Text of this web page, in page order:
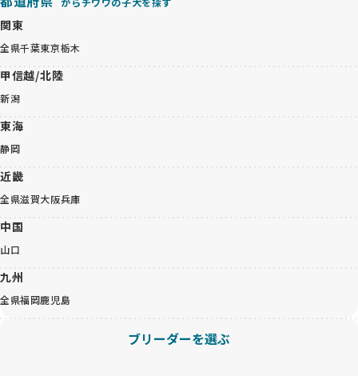
関東
全県千葉東京栃木
甲信越/北陸
新潟
東海
静岡
近畿
全県滋賀大阪兵庫
中国
山口
九州
全県福岡鹿児島
ブリーダーを選ぶ